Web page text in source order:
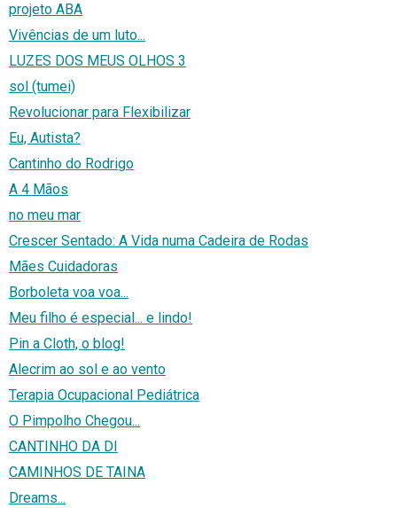
projeto ABA
Vivências de um luto...
LUZES DOS MEUS OLHOS 3
sol (tumei)
Revolucionar para Flexibilizar
Eu, Autista?
Cantinho do Rodrigo
A 4 Mãos
no meu mar
Crescer Sentado: A Vida numa Cadeira de Rodas
Mães Cuidadoras
Borboleta voa voa...
Meu filho é especial... e lindo!
Pin a Cloth, o blog!
Alecrim ao sol e ao vento
Terapia Ocupacional Pediátrica
O Pimpolho Chegou...
CANTINHO DA DI
CAMINHOS DE TAINA
Dreams...